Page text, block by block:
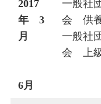
2017
年 3
月
6月
一般社
会 供養
一般社
会 上